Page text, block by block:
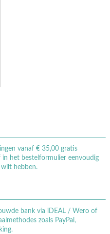
vanaf € 35,00 gratis
het bestelformulier eenvoudig
wilt hebben.
bank via iDEAL / Wero of
zoals PayPal,